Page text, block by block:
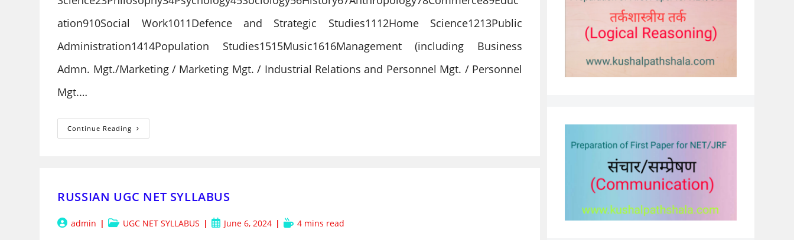
ation910Social Work1011Defence and Strategic Studies1112Home Science1213Public
Administration1414Population Studies1515Music1616Management (including Business
Admn. Mgt./Marketing / Marketing Mgt. / Industrial Relations and Personnel Mgt. / Personnel
Mgt.…
Continue Reading UGC
NET
RUSSIAN UGC NET SYLLABUS
Postadmin
PostUGC NET SYLLABUS
PostJune 6, 2024
Reading
4 mins read